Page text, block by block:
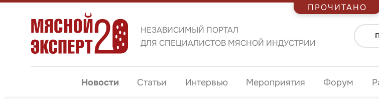
НЕЗАВИСИМЫЙ ПОРТАЛ
ДЛЯ СПЕЦИАЛИСТОВ МЯСНОЙ ИНДУСТРИИ
Новости Статьи Интервью Мероприятия Форум
ПРОЧИТАНО